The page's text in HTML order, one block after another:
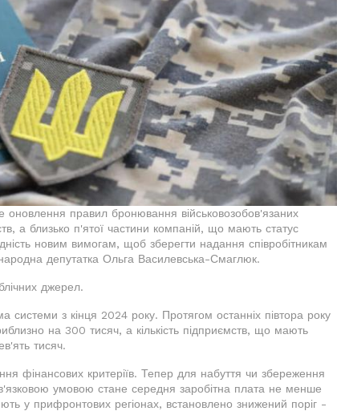
оновлення правил бронювання військовозобов'язаних
а близько п'ятої частини компаній, що мають статус
новим вимогам, щоб зберегти надання співробітникам
народна депутатка Ольга Василевська-Смаглюк.
джерел.
з кінця 2024 року. Протягом останніх півтора року
на 300 тисяч, а кількість підприємств, що мають
тисяч.
фінансових критеріїв. Тепер для набуття чи збереження
умовою стане середня заробітна плата не менше
у прифронтових регіонах, встановлено знижений поріг -